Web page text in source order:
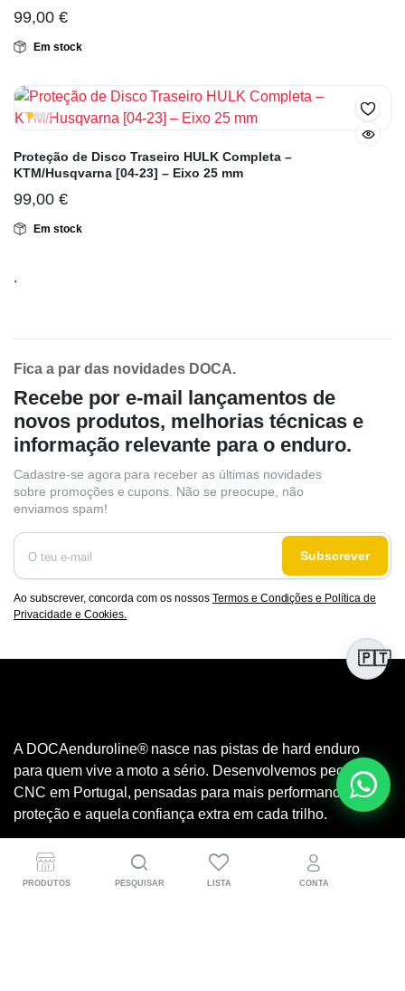
99,00 €
Em stock
Proteção de Disco Traseiro HULK Completa –
KTM/Husqvarna [04-23] – Eixo 25 mm
99,00 €
Em stock
.
Fica a par das novidades DOCA.
Recebe por e-mail lançamentos de
novos produtos, melhorias técnicas e
informação relevante para o enduro.
Cadastre-se agora para receber as últimas novidades
sobre promoções e cupons. Não se preocupe, não
enviamos spam!
Subscrever
Ao subscrever, concorda com os nossos Termos e Condições e Política de
Privacidade e Cookies.
A DOCAenduroline® nasce nas pistas de hard enduro
para quem vive a moto a sério. Desenvolvemos peças
CNC em Portugal, pensadas para mais performance,
proteção e aquela confiança extra em cada trilho.
PRODUTOS PESQUISAR LISTA CONTA
🇵🇹